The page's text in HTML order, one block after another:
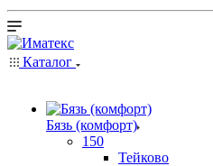
Каталог
Бязь (комфорт)
150
Тейково